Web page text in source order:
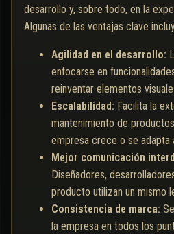
desarrollo y, sobre todo, en la
Algunas de las ventajas clave
Agilidad en el desarrollo:
enfocarse en
reinventar elementos
Escalabilidad: Facilita la
mantenimiento de
empresa crece o se adapta
Mejor comunicación
Diseñadores,
producto utilizan un mismo
Consistencia de marca:
la empresa en todos los